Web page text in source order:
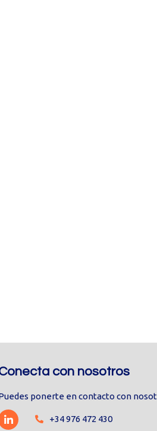
con nosotros
ponerte en contacto con
+34 976 472 430